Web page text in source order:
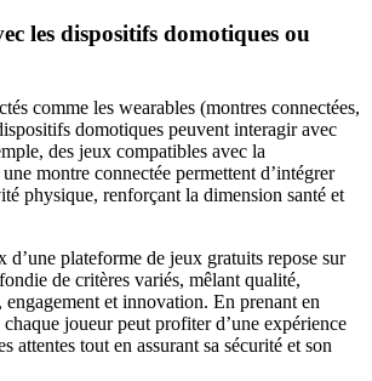
les dispositifs domotiques ou
comme les wearables (montres connectées,
domotiques peuvent interagir avec
des jeux compatibles avec la
montre connectée permettent d’intégrer
physique, renforçant la dimension santé et
plateforme de jeux gratuits repose sur
de critères variés, mêlant qualité,
engagement et innovation. En prenant en
chaque joueur peut profiter d’une expérience
attentes tout en assurant sa sécurité et son